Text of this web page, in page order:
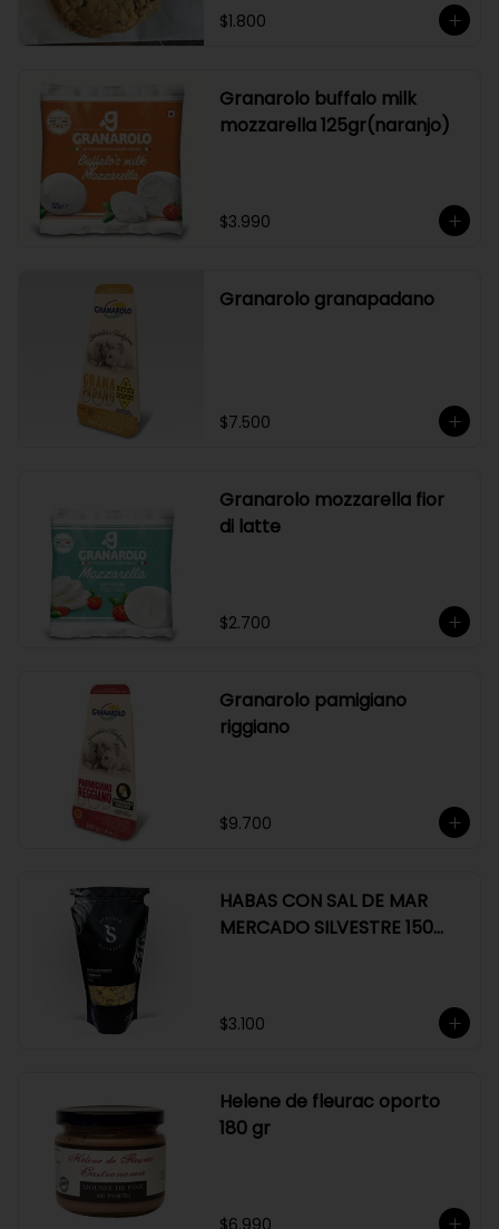
$1.800
Granarolo buffalo milk
mozzarella 125gr(naranjo)
$3.990
Granarolo granapadano
$7.500
Granarolo mozzarella fior
di latte
$2.700
Granarolo pamigiano
riggiano
$9.700
HABAS CON SAL DE MAR
MERCADO SILVESTRE 150
$3.100
Helene de fleurac oporto
180 gr
$6.990